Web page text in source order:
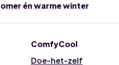
én warme winter
ComfyCool
Doe-het-zelf